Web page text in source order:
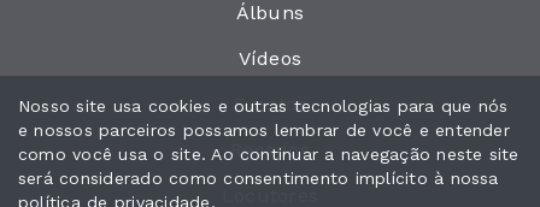
Álbuns
Vídeos
Eventos
Recados
Nosso site usa cookies e outras tecnologias para que nós
e nossos parceiros possamos lembrar de você e entender
como você usa o site. Ao continuar a navegação neste site
será considerado como consentimento implícito à nossa
política de privacidade.